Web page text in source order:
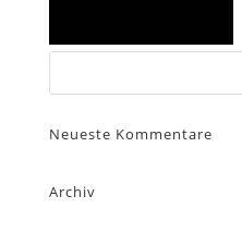
Neueste Kommentare
Archiv